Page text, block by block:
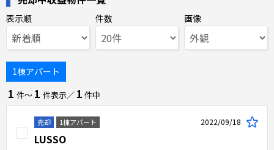
表示順 件数 画像
1棟アパート
1 件〜 1 件表示／ 1 件中
売却 1棟アパート
LUSSO
2022/09/18